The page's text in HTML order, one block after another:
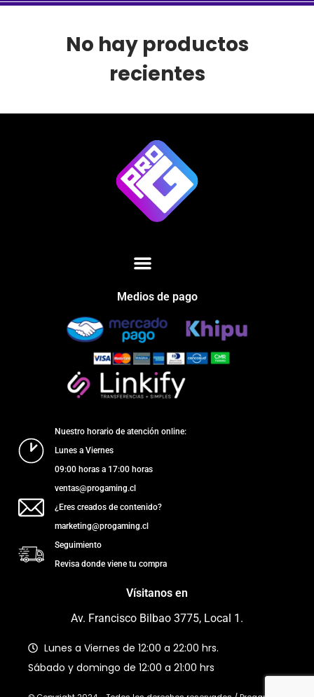
No hay productos
recientes
Medios de pago
Nuestro horario de atención online:
Lunes a Viernes
09:00 horas a 17:00 horas
ventas@progaming.cl
¿Eres creados de contenido?
marketing@progaming.cl
Seguimiento
Revisa donde viene tu compra
Vísitanos en
Av. Francisco Bilbao 3775, Local 1.
Lunes a Viernes de 12:00 a 22:00 hrs.
Sábado y domingo de 12:00 a 21:00 hrs